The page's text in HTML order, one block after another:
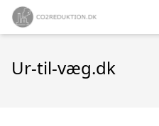
Ur-til-væg.dk